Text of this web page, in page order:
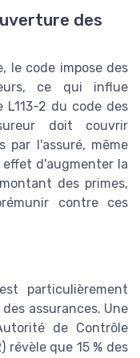
des
le code impose des
ce qui influe
L113-2 du code des
doit couvrir
par l'assuré, même
effet d'augmenter la
des primes,
contre ces
particulièrement
assurances. Une
de Contrôle
révèle que 15 % des